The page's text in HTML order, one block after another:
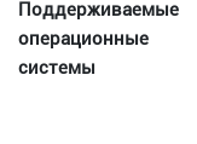
Поддерживаемые
операционные
системы